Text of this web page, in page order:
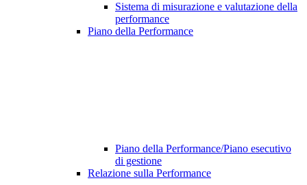
Sistema di misurazione e valutazione della
performance
Piano della Performance
Piano della Performance/Piano esecutivo
di gestione
Relazione sulla Performance